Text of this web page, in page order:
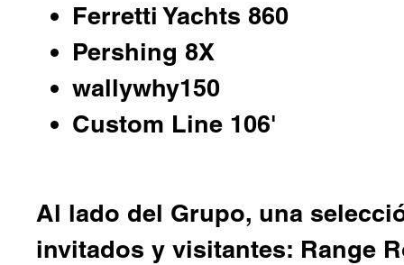
Ferretti Yachts 860
Pershing 8X
wallywhy150
Custom Line 106'
Al lado del Grupo, una
invitados y visitantes: Range